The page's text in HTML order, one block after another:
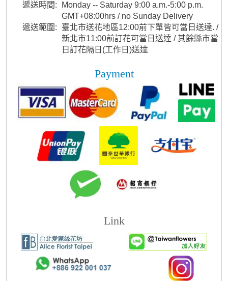
遞送時間:
Monday -- Saturday 9:00 a.m.-5:00 p.m.
GMT+08:00hrs / no Sunday Delivery
遞送範圍:
臺北市送花地區12:00前下單皆可當日送達. /
新北市11:00前訂花可當日送達 / 其餘縣市當
日訂花隔日(工作日)送達
Payment
Link